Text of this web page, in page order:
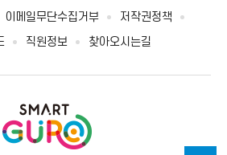
이메일무단수집거부
저작권정책
직원정보 찾아오시는길